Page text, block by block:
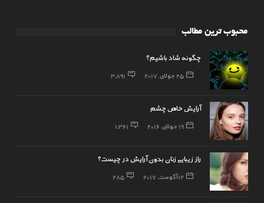
محبوب ترین مطالب
چگونه شاد باشیم؟
25 جولای, 2017 3,891
آرایش خاص چشم
19 جولای, 2016 1,361
راز زیبایی زنان بدون آرایش در چیست؟
12 آگوست, 2017 285